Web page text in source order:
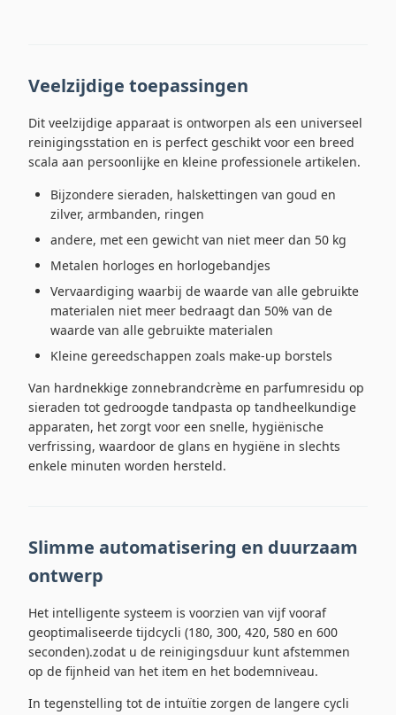
Veelzijdige toepassingen
Dit veelzijdige apparaat is ontworpen als een universeel
reinigingsstation en is perfect geschikt voor een breed
scala aan persoonlijke en kleine professionele artikelen.
Bijzondere sieraden, halskettingen van goud en
zilver, armbanden, ringen
andere, met een gewicht van niet meer dan 50 kg
Metalen horloges en horlogebandjes
Vervaardiging waarbij de waarde van alle gebruikte
materialen niet meer bedraagt dan 50% van de
waarde van alle gebruikte materialen
Kleine gereedschappen zoals make-up borstels
Van hardnekkige zonnebrandcrème en parfumresidu op
sieraden tot gedroogde tandpasta op tandheelkundige
apparaten, het zorgt voor een snelle, hygiënische
verfrissing, waardoor de glans en hygiëne in slechts
enkele minuten worden hersteld.
Slimme automatisering en duurzaam
ontwerp
Het intelligente systeem is voorzien van vijf vooraf
geoptimaliseerde tijdcycli (180, 300, 420, 580 en 600
seconden).zodat u de reinigingsduur kunt afstemmen
op de fijnheid van het item en het bodemniveau.
In tegenstelling tot de intuïtie zorgen de langere cycli